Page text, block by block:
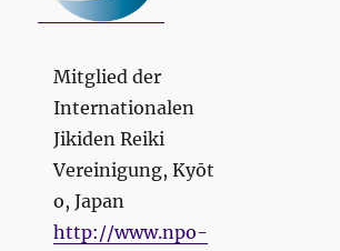
Mitglied der
Internationalen
Jikiden Reiki
Vereinigung, Kyōt
o, Japan
http://www.npo-